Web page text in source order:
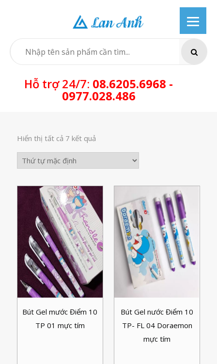
SEARCH
Hỗ trợ 24/7: 08.6205.6968 -
0977.028.486
Hiển thị tất cả 7 kết quả
Bút Gel mước Điểm 10
TP 01 mực tím
Bút Gel nước Điểm 10
TP- FL 04 Doraemon
mực tím